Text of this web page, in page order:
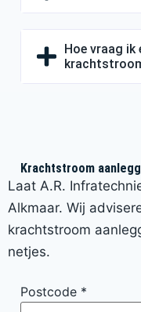
Hoe vraag
Krachtstroom
Laat A.R.
Alkmaar. Wij
krachtstroom
netjes.
Postcode *